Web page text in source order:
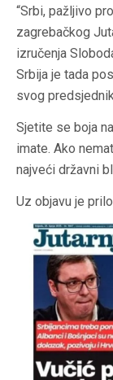
“Srbi, pažljivo
zagrebačkog
izručenja
Srbija je tada
svog
Sjetite se boja
imate. Ako
najveći državni
Uz objavu je